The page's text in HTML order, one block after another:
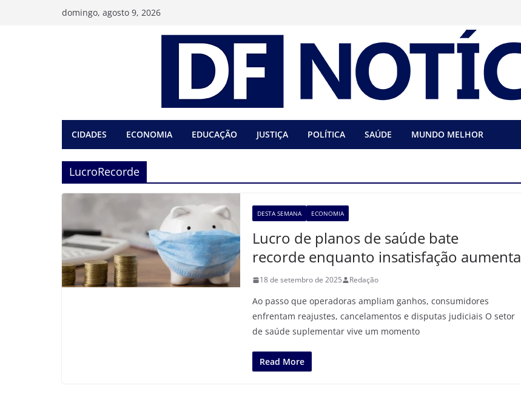
domingo, agosto 9, 2026
CIDADES ECONOMIA EDUCAÇÃO JUSTIÇA POLÍTICA SAÚDE MUNDO MELHOR
LucroRecorde
DESTA SEMANA ECONOMIA
Lucro de planos de saúde bate
recorde enquanto insatisfação aumenta
18 de setembro de 2025 Redação
Ao passo que operadoras ampliam ganhos, consumidores
enfrentam reajustes, cancelamentos e disputas judiciais O setor
de saúde suplementar vive um momento
Read More